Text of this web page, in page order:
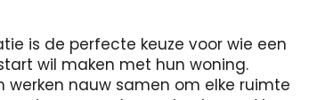
is de perfecte keuze voor wie een
wil maken met hun woning.
werken nauw samen om elke ruimte